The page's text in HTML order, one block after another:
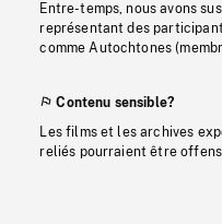
Entre-temps, nous avons
représentant des
comme Autochtones
Contenu sensible?
Les films et les archives
reliés pourraient être